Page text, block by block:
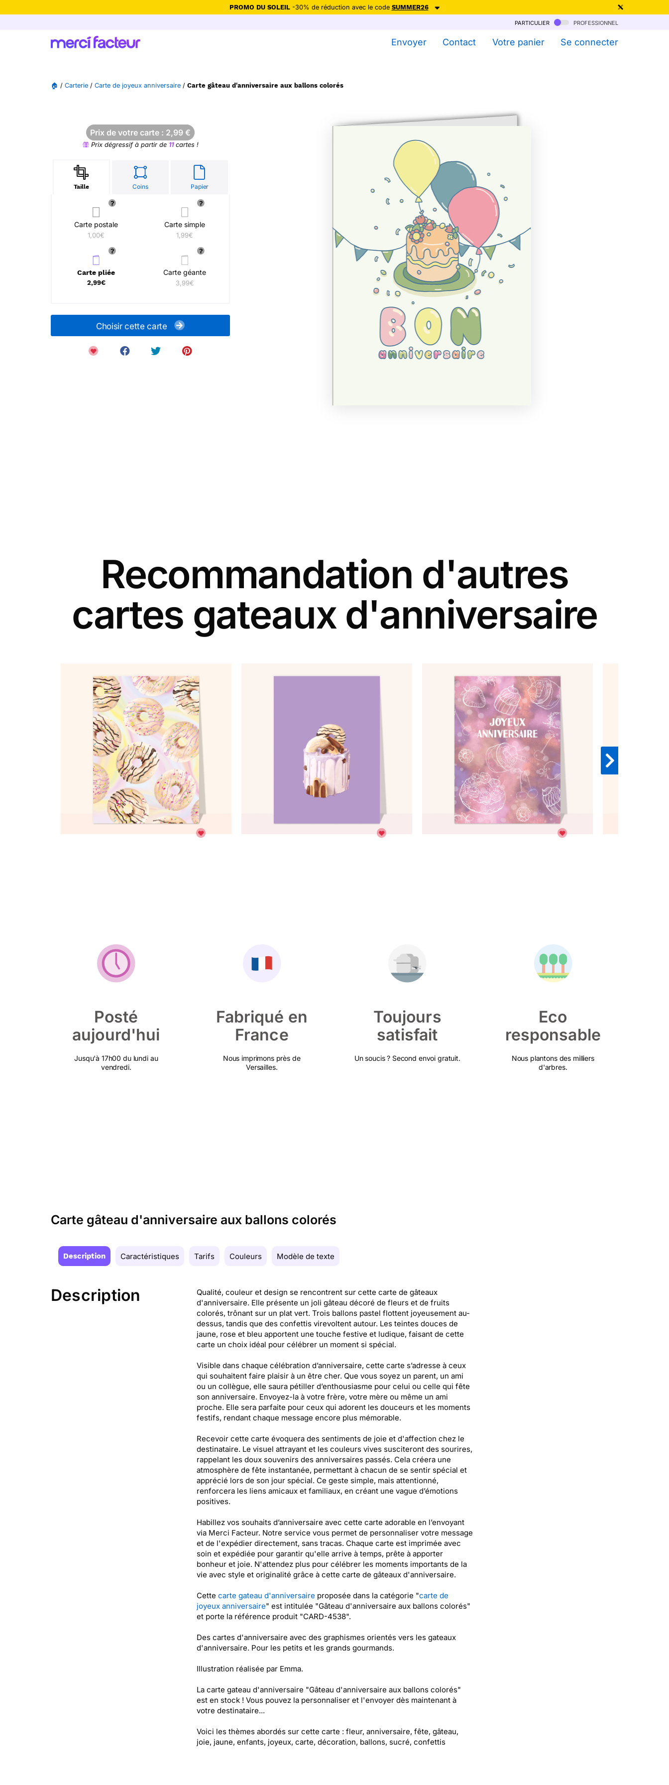
PROMO DU SOLEIL-30% de réduction avec le code SUMMER26
Ne plus afficher
particulier professionnel
Envoyer Contact Votre panier Se connecter
🏠 / Carterie / Carte de joyeux anniversaire / Carte gâteau d'anniversaire aux ballons colorés
Prix de votre carte : 2,99 €
Prix dégressif à partir de 11cartes !
Taille Coins Papier
Carte postale
1,00€
Carte simple
1,99€
Carte pliée
2,99€
Carte géante
3,99€
Choisir cette carte
Recommandation d'autres
cartes gateaux d'anniversaire
Posté
aujourd'hui
Jusqu'à 17h00 du lundi au
vendredi.
Fabriqué en
France
Nous imprimons près de
Versailles.
Toujours
satisfait
Un soucis ? Second envoi gratuit.
Eco
responsable
Nous plantons des milliers
d'arbres.
Carte gâteau d'anniversaire aux ballons colorés
Description Caractéristiques Tarifs Couleurs Modèle de texte
Description
Qualité, couleur et design se rencontrent sur cette carte de gâteaux
d'anniversaire. Elle présente un joli gâteau décoré de fleurs et de fruits
colorés, trônant sur un plat vert. Trois ballons pastel flottent joyeusement au-
dessus, tandis que des confettis virevoltent autour. Les teintes douces de
jaune, rose et bleu apportent une touche festive et ludique, faisant de cette
carte un choix idéal pour célébrer un moment si spécial.
Visible dans chaque célébration d’anniversaire, cette carte s’adresse à ceux
qui souhaitent faire plaisir à un être cher. Que vous soyez un parent, un ami
ou un collègue, elle saura pétiller d’enthousiasme pour celui ou celle qui fête
son anniversaire. Envoyez-la à votre frère, votre mère ou même un ami
proche. Elle sera parfaite pour ceux qui adorent les douceurs et les moments
festifs, rendant chaque message encore plus mémorable.
Recevoir cette carte évoquera des sentiments de joie et d'affection chez le
destinataire. Le visuel attrayant et les couleurs vives susciteront des sourires,
rappelant les doux souvenirs des anniversaires passés. Cela créera une
atmosphère de fête instantanée, permettant à chacun de se sentir spécial et
apprécié lors de son jour spécial. Ce geste simple, mais attentionné,
renforcera les liens amicaux et familiaux, en créant une vague d’émotions
positives.
Habillez vos souhaits d’anniversaire avec cette carte adorable en l’envoyant
via Merci Facteur. Notre service vous permet de personnaliser votre message
et de l'expédier directement, sans tracas. Chaque carte est imprimée avec
soin et expédiée pour garantir qu'elle arrive à temps, prête à apporter
bonheur et joie. N'attendez plus pour célébrer les moments importants de la
vie avec style et originalité grâce à cette carte de gâteaux d'anniversaire.
Cette carte gateau d'anniversaire proposée dans la catégorie "carte de
joyeux anniversaire" est intitulée "Gâteau d'anniversaire aux ballons colorés"
et porte la référence produit "CARD-4538".
Des cartes d'anniversaire avec des graphismes orientés vers les gateaux
d'anniversaire. Pour les petits et les grands gourmands.
Illustration réalisée par Emma.
La carte gateau d'anniversaire "Gâteau d'anniversaire aux ballons colorés"
est en stock ! Vous pouvez la personnaliser et l'envoyer dès maintenant à
votre destinataire...
Voici les thèmes abordés sur cette carte : fleur, anniversaire, fête, gâteau,
joie, jaune, enfants, joyeux, carte, décoration, ballons, sucré, confettis